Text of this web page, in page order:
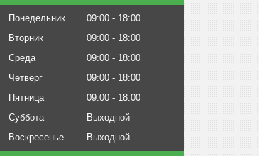
Понедельник 09:00
18:00
Вторник
09:00
18:00
Среда
09:00
18:00
Четверг
09:00
18:00
Пятница
09:00
18:00
Суббота
Выходной
Воскресенье
Выходной